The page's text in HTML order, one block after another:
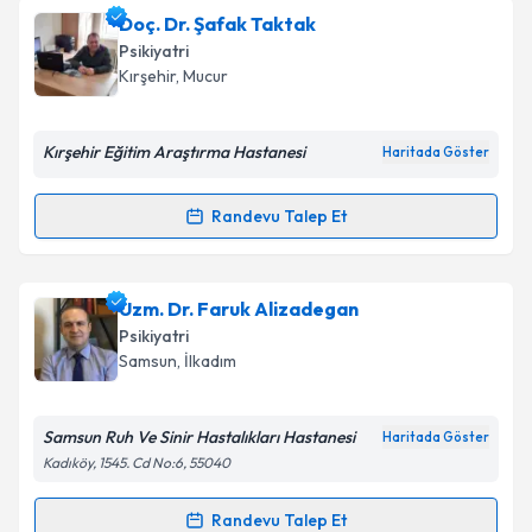
Uzm. Dr. Gülay Oğuziçin randevu takvimi talebi
oluşturun. Size bu uzmandan randevu almanız için bir
takvim hazırlandığında e-posta ile bilgilendireceğiz.
Kişisel verilerimin işlenmesine ilişkinAydınlatma
Takvim Talebini Gönder
Doç. Dr. Şafak Taktak
Psikiyatri
Kırşehir, Mucur
Kırşehir Eğitim Araştırma Hastanesi Haritada Göster
Randevu Talep Et
Randevu Takvimi Talebi
Doç. Dr. Şafak Taktakiçin randevu takvimi talebi
oluşturun. Size bu uzmandan randevu almanız için bir
takvim hazırlandığında e-posta ile bilgilendireceğiz.
Kişisel verilerimin işlenmesine ilişkin
Uzm. Dr. Faruk Alizadegan
Psikiyatri
Samsun, İlkadım
Samsun Ruh Ve Sinir Hastalıkları Hastanesi Haritada Göster
Kadıköy, 1545. Cd No:6, 55040
Randevu Talep Et